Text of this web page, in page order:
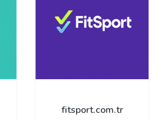
fitsport.com.tr